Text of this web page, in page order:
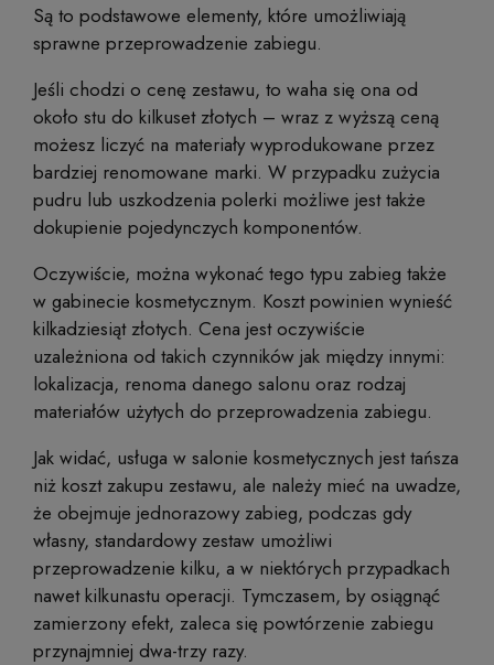
Są to podstawowe elementy, które umożliwiają
sprawne przeprowadzenie zabiegu.
Jeśli chodzi o cenę zestawu, to waha się ona od
około stu do kilkuset złotych – wraz z wyższą ceną
możesz liczyć na materiały wyprodukowane przez
bardziej renomowane marki. W przypadku zużycia
pudru lub uszkodzenia polerki możliwe jest także
dokupienie pojedynczych komponentów.
Oczywiście, można wykonać tego typu zabieg także
w gabinecie kosmetycznym. Koszt powinien wynieść
kilkadziesiąt złotych. Cena jest oczywiście
uzależniona od takich czynników jak między innymi:
lokalizacja, renoma danego salonu oraz rodzaj
materiałów użytych do przeprowadzenia zabiegu.
Jak widać, usługa w salonie kosmetycznych jest tańsza
niż koszt zakupu zestawu, ale należy mieć na uwadze,
że obejmuje jednorazowy zabieg, podczas gdy
własny, standardowy zestaw umożliwi
przeprowadzenie kilku, a w niektórych przypadkach
nawet kilkunastu operacji. Tymczasem, by osiągnąć
zamierzony efekt, zaleca się powtórzenie zabiegu
przynajmniej dwa-trzy razy.